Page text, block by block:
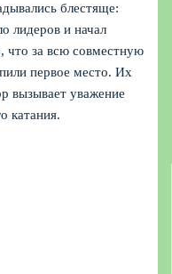
блестяще:
лидеров и начал
что за всю совместную
первое место. Их
вызывает уважение
катания.